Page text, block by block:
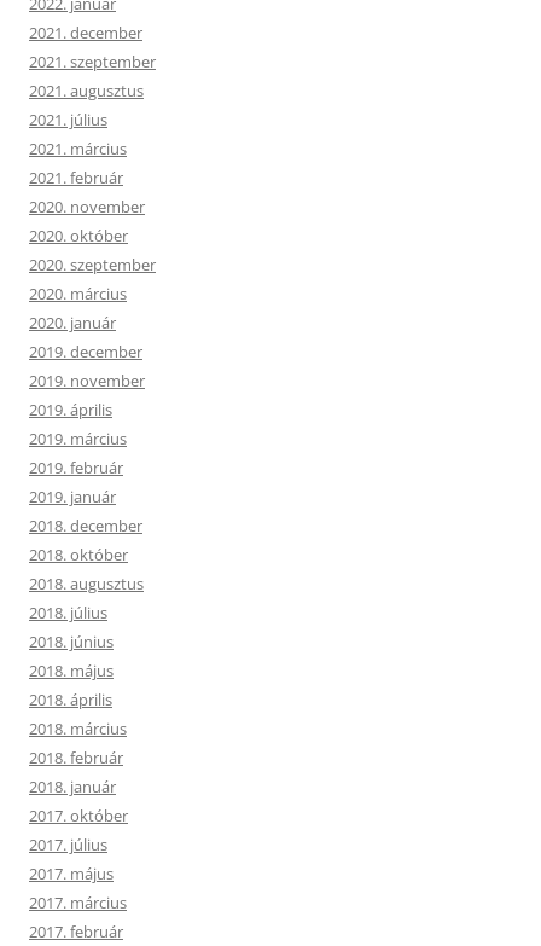
2021. december
2021. szeptember
2021. augusztus
2021. július
2021. március
2021. február
2020. november
2020. október
2020. szeptember
2020. március
2020. január
2019. december
2019. november
2019. április
2019. március
2019. február
2019. január
2018. december
2018. október
2018. augusztus
2018. július
2018. június
2018. május
2018. április
2018. március
2018. február
2018. január
2017. október
2017. július
2017. május
2017. március
2017. február